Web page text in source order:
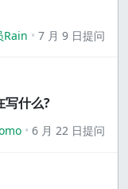
Rain
7 月 9 日提问
什么?
6 月 22 日提问